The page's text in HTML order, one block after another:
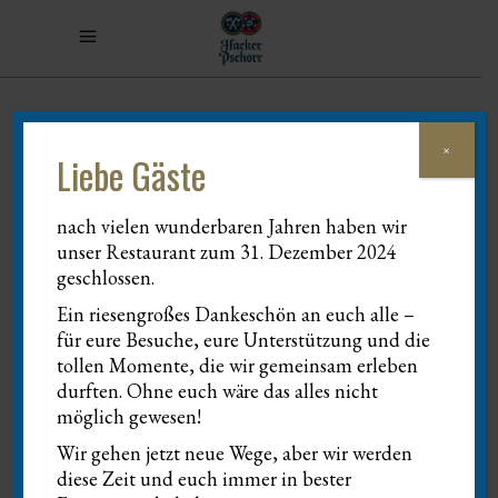
Phasellus viverra nulla ut metus varius
laoreet. Quisque rutrum. Aenean
Liebe Gäste
nach vielen wunderbaren Jahren haben wir
unser Restaurant zum 31. Dezember 2024
geschlossen.
Ein riesengroßes Dankeschön an euch alle –
für eure Besuche, eure Unterstützung und die
tollen Momente, die wir gemeinsam erleben
durften. Ohne euch wäre das alles nicht
möglich gewesen!
Wir gehen jetzt neue Wege, aber wir werden
diese Zeit und euch immer in bester
×